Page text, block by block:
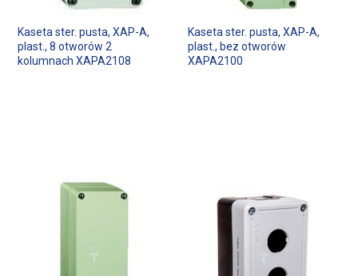
Kaseta ster. pusta, XAP-A,
plast., 8 otworów 2
kolumnach XAPA2108
Kaseta ster. pusta, XAP-A,
plast., bez otworów
XAPA2100